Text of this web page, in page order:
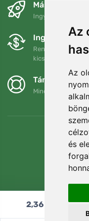
Az
Az
és
Másnapra és
Ingyenes szállítás
Ingyenes
Rendelését 90
kicserélheti.
Támogatjuk a
Minden
2,36